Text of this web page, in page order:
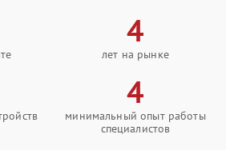
4
лет на рынке
4
минимальный опыт работы
специалистов